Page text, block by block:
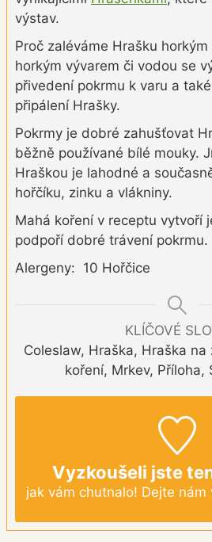
výstav.
Proč zaléváme Hrašku
horkým vývarem či vodou se
přivedení pokrmu k varu a
připálení Hrašky.
Pokrmy je dobré zahušťovat
běžně používané bílé mouky.
Hraškou je lahodné a
hořčíku, zinku a vlákniny.
Mahá koření v receptu vytvoří
podpoří dobré trávení pokrmu.
Alergeny: 10 Hořčice
KLÍČOVÉ
Coleslaw, Hraška, Hraška
koření, Mrkev, Příloha,
Vyzkoušeli jste
jak vám chutnalo! Dejte